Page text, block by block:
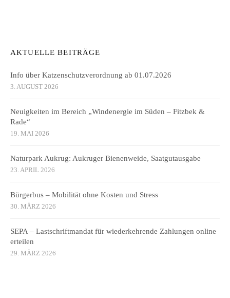
AKTUELLE BEITRÄGE
Info über Katzenschutzverordnung ab 01.07.2026
3. AUGUST 2026
Neuigkeiten im Bereich „Windenergie im Süden – Fitzbek &
Rade“
19. MAI 2026
Naturpark Aukrug: Aukruger Bienenweide, Saatgutausgabe
23. APRIL 2026
Bürgerbus – Mobilität ohne Kosten und Stress
30. MÄRZ 2026
SEPA – Lastschriftmandat für wiederkehrende Zahlungen online
erteilen
29. MÄRZ 2026